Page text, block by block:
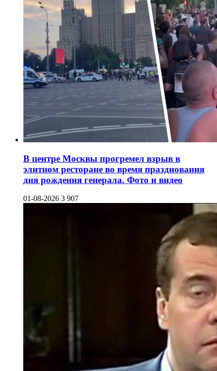
В центре Москвы прогремел взрыв в
элитном ресторане во время празднования
дня рождения генерала. Фото и видео
01-08-2026 3 907